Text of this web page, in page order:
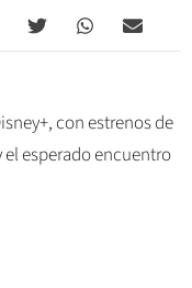
con estrenos de
esperado encuentro